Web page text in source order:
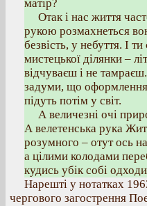
матір?
Отак і нас життя
рукою розмахнеться
безвість, у небуття. І
мистецької ділянки –
відчуваєш і не тамраєш.
задуми, що
підуть потім у світ.
А величезні очі
А велетенська рука
розумного – отут ось
а цілими колодами
кудись убік собі
Нарешті у нотатках
чергового загострення